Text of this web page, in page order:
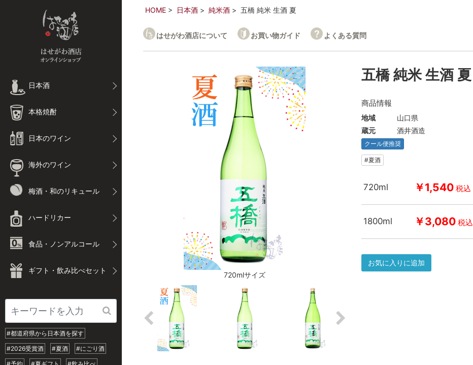
日本酒
本格焼酎
日本のワイン
海外のワイン
梅酒・和のリキュール
ハードリカー
食品・ノンアルコール
ギフト・飲み比べセット
#都道府県から日本酒を探す
#2026受賞酒
#夏酒
#にごり酒
#予約
#夏ギフト
#飲み比べ
HOME 日本酒 純米酒 五橋 純米 生酒 夏
はせがわ酒店について お買い物ガイド よくある質問
720mlサイズ
五橋 純米 生酒 夏
商品情報
地域
山口県
蔵元
酒井酒造
クール便推奨
#夏酒
720ml ￥1,540 税込
1800ml ￥3,080 税込
お気に入りに追加